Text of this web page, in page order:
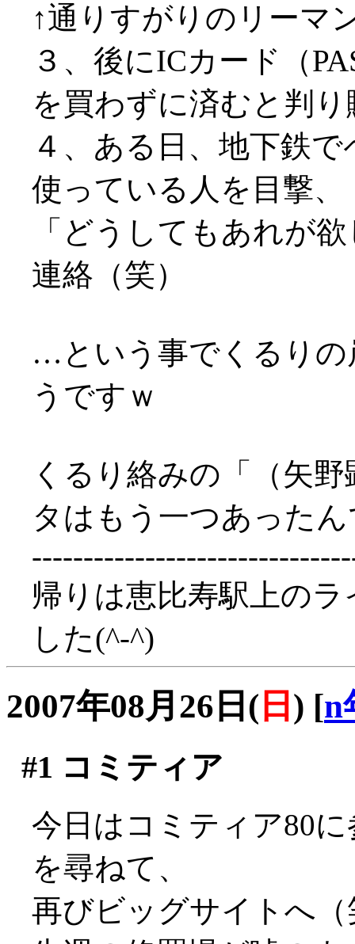
↑通りすがりのリーマ
３、後にICカード（
を買わずに済むと判り
４、ある日、地下鉄
使っている人を目撃、
「どうしてもあれが
連絡（笑）
…という事でくるりの
うですｗ
くるり絡みの「（矢
タはもう一つあった
帰りは恵比寿駅上の
した(^-^)
2007年08月26日( 日 ) [n
#1 コミティア
今日はコミティア80
を尋ねて、
再びビッグサイトへ（